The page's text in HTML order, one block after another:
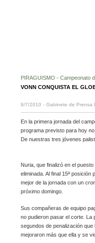
PIRAGUISMO - Campeonato
VONN CONQUISTA EL
8/7/2010 - Gabinete de Prensa
En la primera jornada del
programa previsto para hoy
De nuestras tres jóvenes
Nuria, que finalizó en el
eliminada. Al final 15ª
mejor de la jornada con un
próximo domingo.
Sus compañeras de equipo
no pudieron pasar el corte. La
segundos de penalización
mejoraron más que ella y se